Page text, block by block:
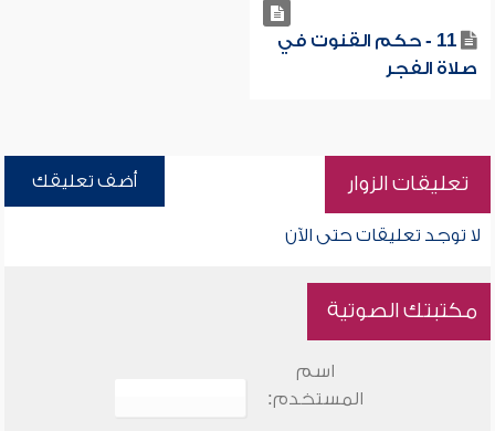
11 - حكم القنوت في
صلاة الفجر
تعليقات الزوار أضف تعليقك
لا توجد تعليقات حتى الآن
مكتبتك الصوتية
اسم
المستخدم: